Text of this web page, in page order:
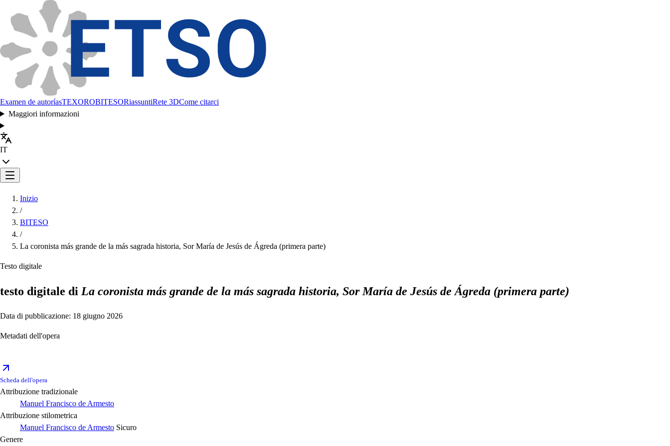
Examen de autoríasTEXOROBITESORiassuntiRete 3DCome citarci
Maggiori informazioni
IT
Inizio
/
BITESO
/
La coronista más grande de la más sagrada historia, Sor María de Jesús de Ágreda (primera parte)
Testo digitale
testo digitale di La coronista más grande de la más sagrada historia, Sor María de Jesús de Ágreda (primera parte)
Data di pubblicazione: 18 giugno 2026
Metadati dell'opera
Scheda dell'opera
Attribuzione tradizionale
Manuel Francisco de Armesto
Attribuzione stilometrica
Manuel Francisco de Armesto Sicuro
Genere